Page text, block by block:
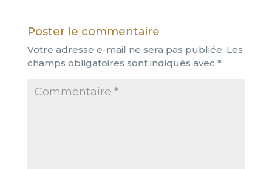
Poster le commentaire
Votre adresse e-mail ne sera pas publiée. Les
champs obligatoires sont indiqués avec *